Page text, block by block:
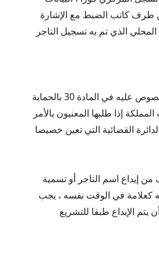
طرف كاتب الضبط مع الإشارة
الذي تم به تسجيل التاجر
يحظى التضمين المنصوص عليه في المادة 30 بالحماية
إذا طلبها المعنيون بالأمر
القضائية التي تعين خصيصا
من إيداع اسم التاجر أو تسمية
كعلامة في الوقت نفسه ، يجب
يتم الإيداع طبقا للتشريع